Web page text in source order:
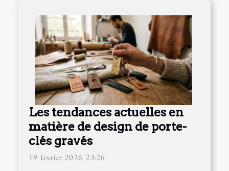
Les tendances actuelles en
matière de design de porte-
clés gravés
19 février 2026 23:26